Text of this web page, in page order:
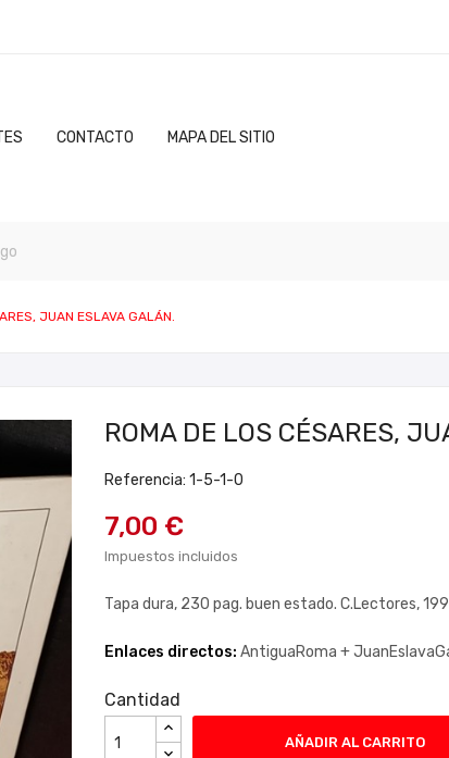
CONTACTO MAPA DEL SITIO
JUAN ESLAVA GALÁN.
ROMA DE LOS CÉSARES,
Referencia: 1-5-1-0
7,00 €
Impuestos incluidos
Tapa dura, 230 pag. buen estado. C.Lectores,
Enlaces directos: AntiguaRoma +
Cantidad
AÑADIR AL CARRITO